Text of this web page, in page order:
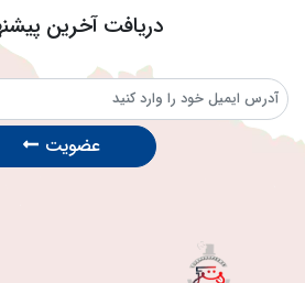
دریافت آخرین
عضویت